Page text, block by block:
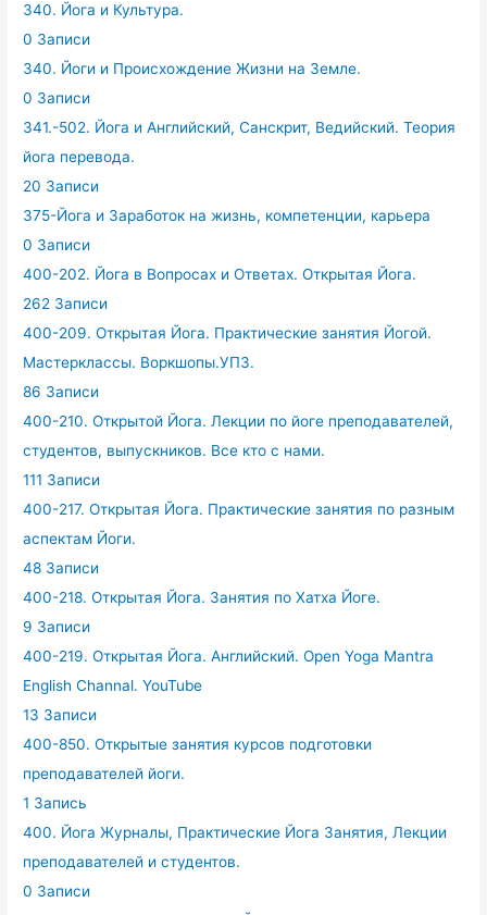
340. Йога и Культура.
0 Записи
340. Йоги и Происхождение Жизни на Земле.
0 Записи
341.-502. Йога и Английский, Санскрит, Ведийский. Теория
йога перевода.
20 Записи
375-Йога и Заработок на жизнь, компетенции, карьера
0 Записи
400-202. Йога в Вопросах и Ответах. Открытая Йога.
262 Записи
400-209. Открытая Йога. Практические занятия Йогой.
Мастерклассы. Воркшопы.УПЗ.
86 Записи
400-210. Открытой Йога. Лекции по йоге преподавателей,
студентов, выпускников. Все кто с нами.
111 Записи
400-217. Открытая Йога. Практические занятия по разным
аспектам Йоги.
48 Записи
400-218. Открытая Йога. Занятия по Хатха Йоге.
9 Записи
400-219. Открытая Йога. Английский. Open Yoga Mantra
English Channal. YouTube
13 Записи
400-850. Открытые занятия курсов подготовки
преподавателей йоги.
1 Запись
400. Йога Журналы, Практические Йога Занятия, Лекции
преподавателей и студентов.
0 Записи